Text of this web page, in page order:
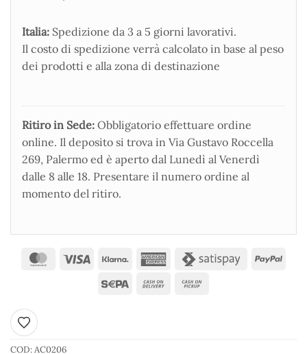
Italia: Spedizione da 3 a 5 giorni lavorativi.
Il costo di spedizione verrà calcolato in base al peso
dei prodotti e alla zona di destinazione
Ritiro in Sede: Obbligatorio effettuare ordine
online. Il deposito si trova in Via Gustavo Roccella
269, Palermo ed è aperto dal Lunedì al Venerdì
dalle 8 alle 18. Presentare il numero ordine al
momento del ritiro.
Aggiungi ai preferiti
COD:AC0206